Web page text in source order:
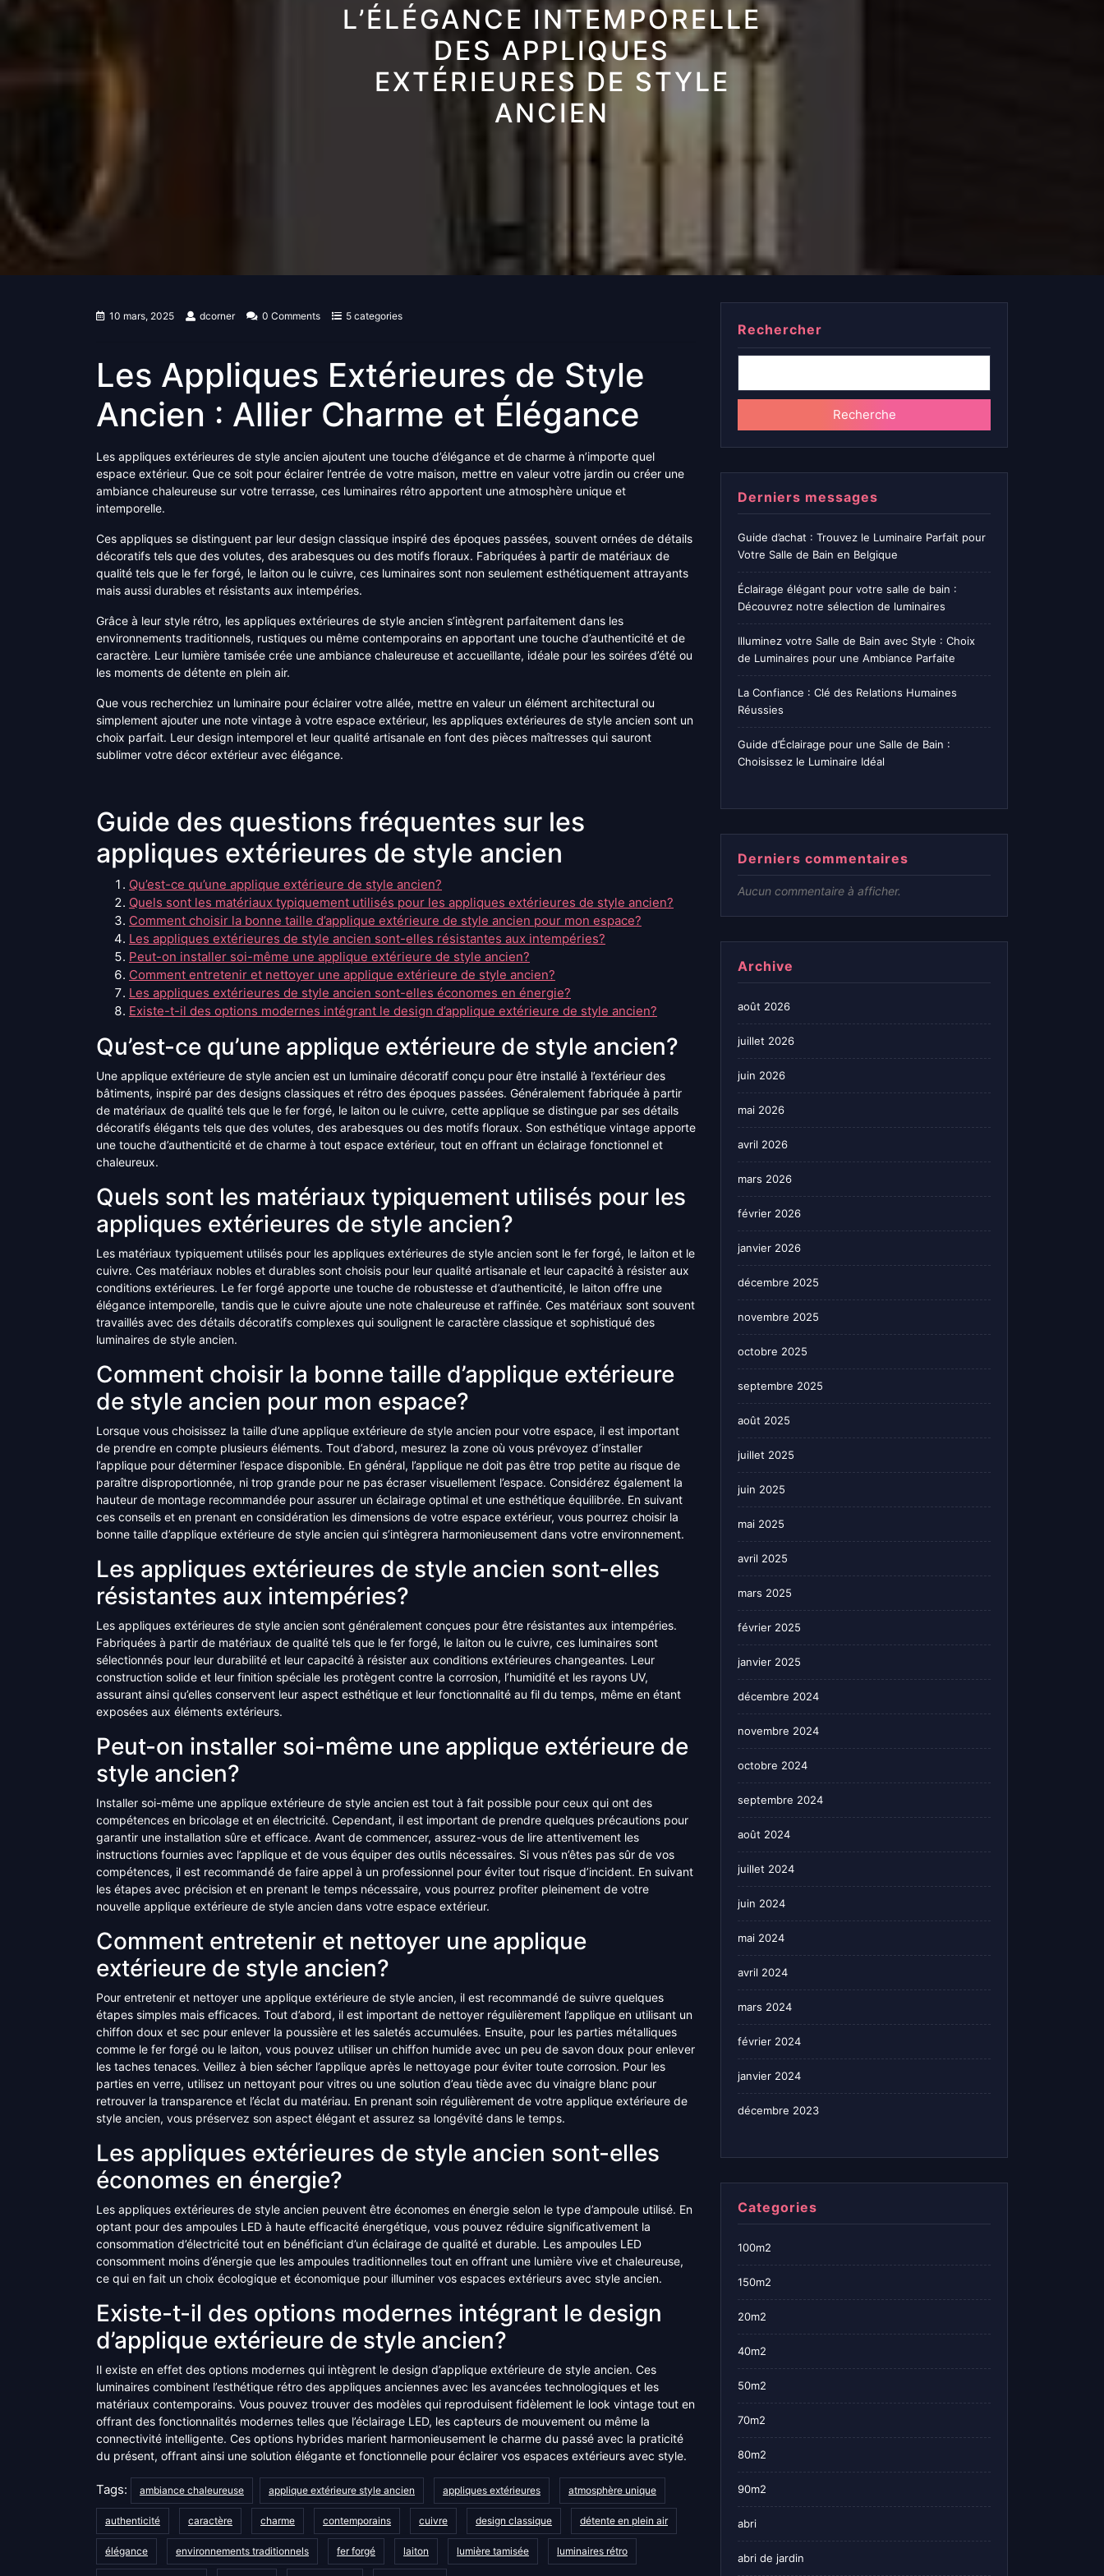
L’ÉLÉGANCE INTEMPORELLE
DES APPLIQUES
EXTÉRIEURES DE STYLE
ANCIEN
10 mars, 2025 dcorner 0 Comments 5 categories
Les Appliques Extérieures de Style
Ancien : Allier Charme et Élégance
Les appliques extérieures de style ancien ajoutent une touche d’élégance et de charme à n’importe quel
espace extérieur. Que ce soit pour éclairer l’entrée de votre maison, mettre en valeur votre jardin ou créer une
ambiance chaleureuse sur votre terrasse, ces luminaires rétro apportent une atmosphère unique et
intemporelle.
Ces appliques se distinguent par leur design classique inspiré des époques passées, souvent ornées de détails
décoratifs tels que des volutes, des arabesques ou des motifs floraux. Fabriquées à partir de matériaux de
qualité tels que le fer forgé, le laiton ou le cuivre, ces luminaires sont non seulement esthétiquement attrayants
mais aussi durables et résistants aux intempéries.
Grâce à leur style rétro, les appliques extérieures de style ancien s’intègrent parfaitement dans les
environnements traditionnels, rustiques ou même contemporains en apportant une touche d’authenticité et de
caractère. Leur lumière tamisée crée une ambiance chaleureuse et accueillante, idéale pour les soirées d’été ou
les moments de détente en plein air.
Que vous recherchiez un luminaire pour éclairer votre allée, mettre en valeur un élément architectural ou
simplement ajouter une note vintage à votre espace extérieur, les appliques extérieures de style ancien sont un
choix parfait. Leur design intemporel et leur qualité artisanale en font des pièces maîtresses qui sauront
sublimer votre décor extérieur avec élégance.
Guide des questions fréquentes sur les
appliques extérieures de style ancien
Qu’est-ce qu’une applique extérieure de style ancien?
Quels sont les matériaux typiquement utilisés pour les appliques extérieures de style ancien?
Comment choisir la bonne taille d’applique extérieure de style ancien pour mon espace?
Les appliques extérieures de style ancien sont-elles résistantes aux intempéries?
Peut-on installer soi-même une applique extérieure de style ancien?
Comment entretenir et nettoyer une applique extérieure de style ancien?
Les appliques extérieures de style ancien sont-elles économes en énergie?
Existe-t-il des options modernes intégrant le design d’applique extérieure de style ancien?
Qu’est-ce qu’une applique extérieure de style ancien?
Une applique extérieure de style ancien est un luminaire décoratif conçu pour être installé à l’extérieur des
bâtiments, inspiré par des designs classiques et rétro des époques passées. Généralement fabriquée à partir
de matériaux de qualité tels que le fer forgé, le laiton ou le cuivre, cette applique se distingue par ses détails
décoratifs élégants tels que des volutes, des arabesques ou des motifs floraux. Son esthétique vintage apporte
une touche d’authenticité et de charme à tout espace extérieur, tout en offrant un éclairage fonctionnel et
chaleureux.
Quels sont les matériaux typiquement utilisés pour les
appliques extérieures de style ancien?
Les matériaux typiquement utilisés pour les appliques extérieures de style ancien sont le fer forgé, le laiton et le
cuivre. Ces matériaux nobles et durables sont choisis pour leur qualité artisanale et leur capacité à résister aux
conditions extérieures. Le fer forgé apporte une touche de robustesse et d’authenticité, le laiton offre une
élégance intemporelle, tandis que le cuivre ajoute une note chaleureuse et raffinée. Ces matériaux sont souvent
travaillés avec des détails décoratifs complexes qui soulignent le caractère classique et sophistiqué des
luminaires de style ancien.
Comment choisir la bonne taille d’applique extérieure
de style ancien pour mon espace?
Lorsque vous choisissez la taille d’une applique extérieure de style ancien pour votre espace, il est important
de prendre en compte plusieurs éléments. Tout d’abord, mesurez la zone où vous prévoyez d’installer
l’applique pour déterminer l’espace disponible. En général, l’applique ne doit pas être trop petite au risque de
paraître disproportionnée, ni trop grande pour ne pas écraser visuellement l’espace. Considérez également la
hauteur de montage recommandée pour assurer un éclairage optimal et une esthétique équilibrée. En suivant
ces conseils et en prenant en considération les dimensions de votre espace extérieur, vous pourrez choisir la
bonne taille d’applique extérieure de style ancien qui s’intègrera harmonieusement dans votre environnement.
Les appliques extérieures de style ancien sont-elles
résistantes aux intempéries?
Les appliques extérieures de style ancien sont généralement conçues pour être résistantes aux intempéries.
Fabriquées à partir de matériaux de qualité tels que le fer forgé, le laiton ou le cuivre, ces luminaires sont
sélectionnés pour leur durabilité et leur capacité à résister aux conditions extérieures changeantes. Leur
construction solide et leur finition spéciale les protègent contre la corrosion, l’humidité et les rayons UV,
assurant ainsi qu’elles conservent leur aspect esthétique et leur fonctionnalité au fil du temps, même en étant
exposées aux éléments extérieurs.
Peut-on installer soi-même une applique extérieure de
style ancien?
Installer soi-même une applique extérieure de style ancien est tout à fait possible pour ceux qui ont des
compétences en bricolage et en électricité. Cependant, il est important de prendre quelques précautions pour
garantir une installation sûre et efficace. Avant de commencer, assurez-vous de lire attentivement les
instructions fournies avec l’applique et de vous équiper des outils nécessaires. Si vous n’êtes pas sûr de vos
compétences, il est recommandé de faire appel à un professionnel pour éviter tout risque d’incident. En suivant
les étapes avec précision et en prenant le temps nécessaire, vous pourrez profiter pleinement de votre
nouvelle applique extérieure de style ancien dans votre espace extérieur.
Comment entretenir et nettoyer une applique
extérieure de style ancien?
Pour entretenir et nettoyer une applique extérieure de style ancien, il est recommandé de suivre quelques
étapes simples mais efficaces. Tout d’abord, il est important de nettoyer régulièrement l’applique en utilisant un
chiffon doux et sec pour enlever la poussière et les saletés accumulées. Ensuite, pour les parties métalliques
comme le fer forgé ou le laiton, vous pouvez utiliser un chiffon humide avec un peu de savon doux pour enlever
les taches tenaces. Veillez à bien sécher l’applique après le nettoyage pour éviter toute corrosion. Pour les
parties en verre, utilisez un nettoyant pour vitres ou une solution d’eau tiède avec du vinaigre blanc pour
retrouver la transparence et l’éclat du matériau. En prenant soin régulièrement de votre applique extérieure de
style ancien, vous préservez son aspect élégant et assurez sa longévité dans le temps.
Les appliques extérieures de style ancien sont-elles
économes en énergie?
Les appliques extérieures de style ancien peuvent être économes en énergie selon le type d’ampoule utilisé. En
optant pour des ampoules LED à haute efficacité énergétique, vous pouvez réduire significativement la
consommation d’électricité tout en bénéficiant d’un éclairage de qualité et durable. Les ampoules LED
consomment moins d’énergie que les ampoules traditionnelles tout en offrant une lumière vive et chaleureuse,
ce qui en fait un choix écologique et économique pour illuminer vos espaces extérieurs avec style ancien.
Existe-t-il des options modernes intégrant le design
d’applique extérieure de style ancien?
Il existe en effet des options modernes qui intègrent le design d’applique extérieure de style ancien. Ces
luminaires combinent l’esthétique rétro des appliques anciennes avec les avancées technologiques et les
matériaux contemporains. Vous pouvez trouver des modèles qui reproduisent fidèlement le look vintage tout en
offrant des fonctionnalités modernes telles que l’éclairage LED, les capteurs de mouvement ou même la
connectivité intelligente. Ces options hybrides marient harmonieusement le charme du passé avec la praticité
du présent, offrant ainsi une solution élégante et fonctionnelle pour éclairer vos espaces extérieurs avec style.
Tags: ambiance chaleureuse applique extérieure style ancien appliques extérieures atmosphère unique
authenticité caractère charme contemporains cuivre design classique détente en plein air
élégance environnements traditionnels fer forgé laiton lumière tamisée luminaires rétro
Rechercher
Recherche
Derniers messages
Guide d’achat : Trouvez le Luminaire Parfait pour
Votre Salle de Bain en Belgique
Éclairage élégant pour votre salle de bain :
Découvrez notre sélection de luminaires
Illuminez votre Salle de Bain avec Style : Choix
de Luminaires pour une Ambiance Parfaite
La Confiance : Clé des Relations Humaines
Réussies
Guide d’Éclairage pour une Salle de Bain :
Choisissez le Luminaire Idéal
Derniers commentaires
Aucun commentaire à afficher.
Archive
août 2026
juillet 2026
juin 2026
mai 2026
avril 2026
mars 2026
février 2026
janvier 2026
décembre 2025
novembre 2025
octobre 2025
septembre 2025
août 2025
juillet 2025
juin 2025
mai 2025
avril 2025
mars 2025
février 2025
janvier 2025
décembre 2024
novembre 2024
octobre 2024
septembre 2024
août 2024
juillet 2024
juin 2024
mai 2024
avril 2024
mars 2024
février 2024
janvier 2024
décembre 2023
Categories
100m2
150m2
20m2
40m2
50m2
70m2
80m2
90m2
abri
abri de jardin